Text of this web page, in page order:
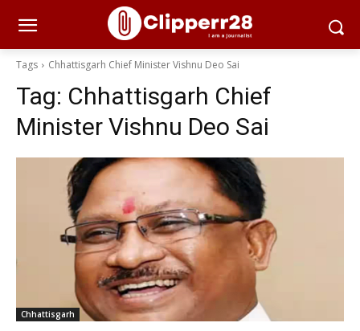
Tags Chhattisgarh Chief Minister Vishnu Deo Sai
Tag: Chhattisgarh Chief
Minister Vishnu Deo Sai
Chhattisgarh